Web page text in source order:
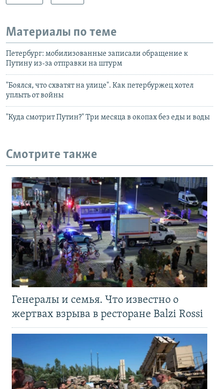
Материалы по теме
Петербург: мобилизованные записали обращение к
Путину из-за отправки на штурм
"Боялся, что схватят на улице". Как петербуржец хотел
уплыть от войны
"Куда смотрит Путин?" Три месяца в окопах без еды и воды
Смотрите также
Генералы и семья. Что известно о
жертвах взрыва в ресторане Balzi Rossi